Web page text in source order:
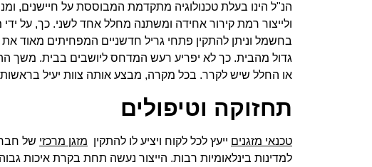
הנ"ל הינו בעלת טכנולוגיה מתקדמת המבוססת על חיישנים,
ולייצור רמת קירור אחידה ומשתנה מחלל אחד לשני. כך, על
בחשמל וניתן להתקין פתחי גריל חדשניים המפחיתים מאוד
גדול מהבית. כך לא יפריע רעש המדחס ליושבים בבית.
או החלל שיש לקרר. בכל מקרה, מבצע אותה צוות יעיל בראשות
תחזוקה וטיפולים
טכנאי מזגנים ייעץ לכל לקוח ויציע לו להתקין מזגן מרכזי של
למדינות בינלאומיות רבות. הייצור נעשה תחת בקרת איכות